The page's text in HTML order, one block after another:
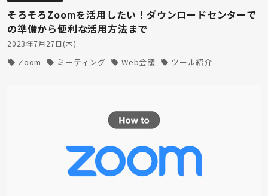
そろそろZoomを活用したい！ダウンロードセンターで
の準備から便利な活用方法まで
2023年7月27日(木)
Zoom ミーティング Web会議 ツール紹介